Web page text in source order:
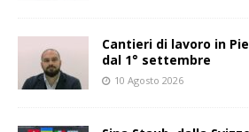
Cantieri di lavoro in
dal 1° settembre
10 Agosto 2026